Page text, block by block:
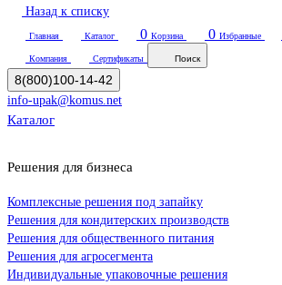
Назад к списку
Главная Каталог 0 Корзина 0 Избранные
Компания Сертификаты Поиск
8(800)100-14-42
info-upak@komus.net
Каталог
Решения для бизнеса
Комплексные решения под запайку
Решения для кондитерских производств
Решения для общественного питания
Решения для агросегмента
Индивидуальные упаковочные решения